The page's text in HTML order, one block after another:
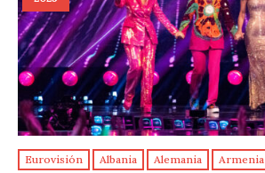
Eurovisión Albania Alemania Armenia